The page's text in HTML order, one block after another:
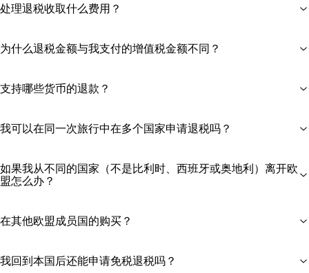
处理退税收取什么费用？
为什么退税金额与我支付的增值税金额不同？
支持哪些货币的退款？
我可以在同一次旅行中在多个国家申请退税吗？
如果我从不同的国家（不是比利时、西班牙或奥地利）离开欧
盟怎么办？
在其他欧盟成员国的购买？
我回到本国后还能申请免税退税吗？